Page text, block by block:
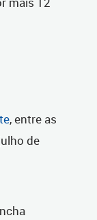
, entre as
de